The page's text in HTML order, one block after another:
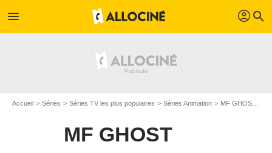
menu profil search
Accueil Séries Séries TV les plus populaires Séries Animation MF GHOST
MF GHOST